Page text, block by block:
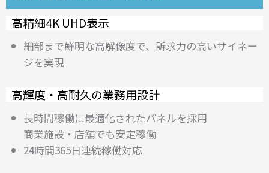
高精細4K UHD表示
細部まで鮮明な高解像度で、訴求力の高いサイネー
ジを実現
高輝度・高耐久の業務用設計
長時間稼働に最適化されたパネルを採用
商業施設・店舗でも安定稼働
24時間365日連続稼働対応